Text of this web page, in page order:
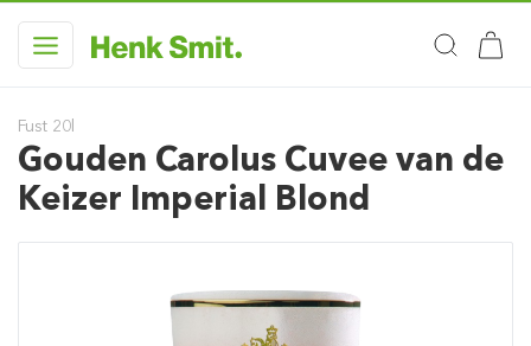
Fust 20l
Gouden Carolus Cuvee van de
Keizer Imperial Blond